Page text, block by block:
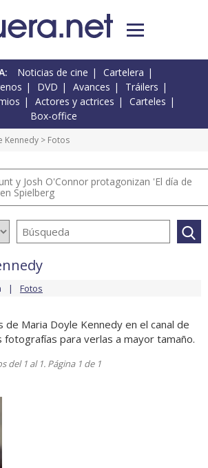
Noticias de cine
Cartelera
DVD Avances
Tráilers
Actores y actrices
Carteles
Box-office
Kennedy > Fotos
y Josh O'Connor protagonizan 'El día de
Spielberg
Fotos
de Maria Doyle Kennedy en el canal de
fotografías para verlas a mayor tamaño.
del 1 al 1. Página 1 de 1